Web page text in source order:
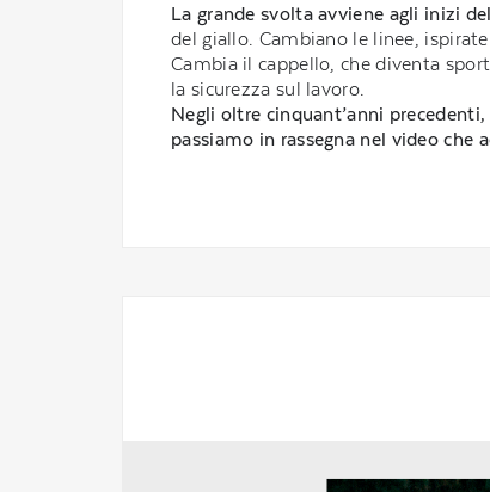
La grande svolta avviene agli inizi
del giallo. Cambiano le linee,
Cambia il cappello, che diventa
la sicurezza sul lavoro.
Negli oltre cinquant’anni
passiamo in rassegna nel video che